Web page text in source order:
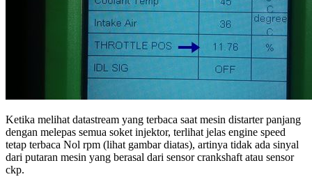
Ketika melihat datastream yang terbaca saat mesin distarter panjang
dengan melepas semua soket injektor, terlihat jelas engine speed
tetap terbaca Nol rpm (lihat gambar diatas), artinya tidak ada sinyal
dari putaran mesin yang berasal dari sensor crankshaft atau sensor
ckp.